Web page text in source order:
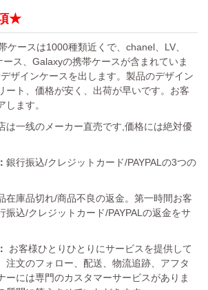
★
ケースは1000種類近くで、chanel、LV、
ス、Galaxyの携帯ケースが含まれていま
ザインケースを出します。製品のデザイン
ート、価格が安く、出荷が早いです。お客
ます。
は一线のメーカー直売です,価格には絶対優
銀行振込/クレジットカード/PAYPALの3つの
在庫品切れ/商品不良の返金。第一時間お客
振込/クレジットカード/PAYPALの返金をサ
お客様ひとりひとりにサービスを提供して
注文のフォロー、配送、物流追跡、アフタ
ーには専門のカスタマーサービスがありま